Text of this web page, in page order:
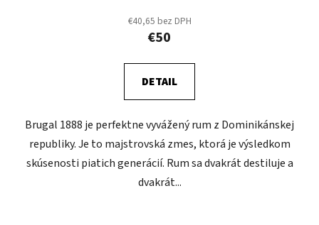
€40,65 bez DPH
€50
DETAIL
Brugal 1888 je perfektne vyvážený rum z Dominikánskej
republiky. Je to majstrovská zmes, ktorá je výsledkom
skúsenosti piatich generácií. Rum sa dvakrát destiluje a
dvakrát...